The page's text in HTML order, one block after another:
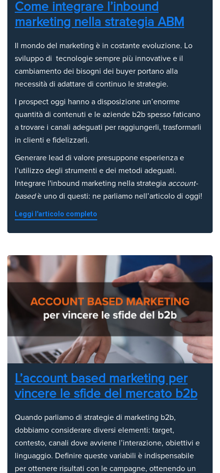
Come integrare l’inbound
marketing nella strategia ABM
Il mondo del marketing è in costante evoluzione. Lo
sviluppo di tecnologie sempre più innovative e il
cambiamento dei bisogni dei buyer portano alla
necessità di adattare di continuo le strategie.
I prospect oggi hanno a disposizione un’enorme
quantità di contenuti e le aziende b2b spesso faticano
a trovare i canali adeguati per raggiungerli, trasformarli
in clienti e fidelizzarli.
Generare lead di valore presuppone esperienza e
l’utilizzo degli strumenti e dei metodi adeguati.
Integrare l'inbound marketing nella strategia account-
basedè uno di questi: ne parliamo nell’articolo di oggi!
Leggi l'articolo completo
L’account based marketing per
vincere le sfide del mercato b2b
Quando parliamo di strategie di marketing b2b,
dobbiamo considerare diversi elementi: target,
contesto, canali dove avviene l’interazione, obiettivi e
linguaggio. Definire queste variabili è indispensabile
per ottenere risultati con le campagne, ottenendo un